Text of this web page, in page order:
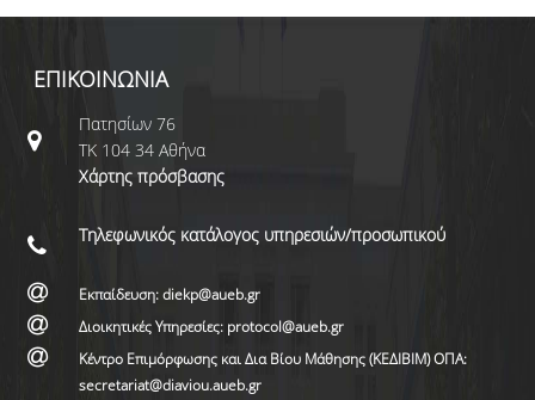
ΕΠΙΚΟΙΝΩΝΙΑ
Πατησίων 76
ΤΚ 104 34 Αθήνα
Χάρτης πρόσβασης
Τηλεφωνικός κατάλογος υπηρεσιών/προσωπικού
Εκπαίδευση: diekp@aueb.gr
Διοικητικές Υπηρεσίες: protocol@aueb.gr
Κέντρο Επιμόρφωσης και Δια Βίου Μάθησης (ΚΕΔΙΒΙΜ) ΟΠΑ:
secretariat@diaviou.aueb.gr